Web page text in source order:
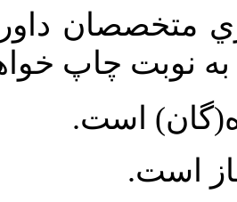
متخصصان
نوبت چاپ
است.
است.